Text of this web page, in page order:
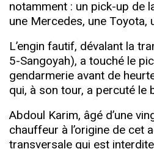
notamment : un pick-up de
une Mercedes, une Toyota,
L’engin fautif, dévalant la
5-Sangoyah), a touché le
gendarmerie avant de
qui, à son tour, a percuté le
Abdoul Karim, âgé d’une
chauffeur à l’origine de cet
transversale qui est